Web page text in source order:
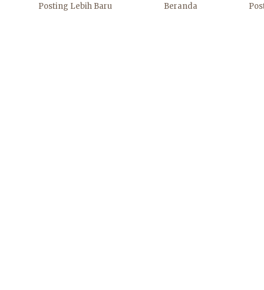
Posting Lebih Baru Beranda